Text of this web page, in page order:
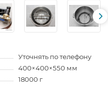
Уточнять по телефону
400×400×550 мм
18000 г